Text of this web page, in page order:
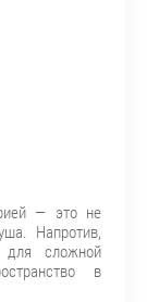
— это не
Напротив,
для сложной
в